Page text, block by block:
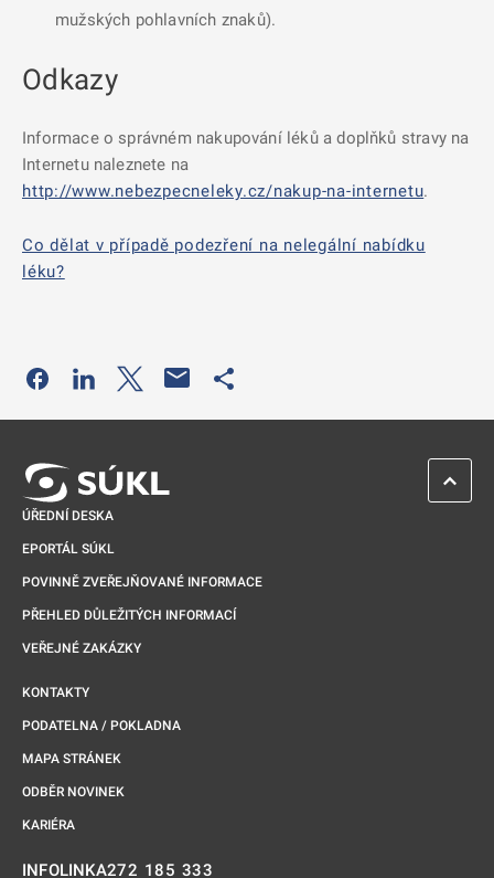
mužských pohlavních znaků).
Odkazy
Informace o správném nakupování léků a doplňků stravy na
Internetu naleznete na
http://www.nebezpecneleky.cz/nakup-na-internetu.
Co dělat v případě podezření na nelegální nabídku
léku?
Odkaz se otevře na nové kartě
Odkaz se otevře na nové kartě
Odkaz se otevře na nové kartě
ÚŘEDNÍ DESKA
EPORTÁL SÚKL
POVINNĚ ZVEŘEJŇOVANÉ INFORMACE
PŘEHLED DŮLEŽITÝCH INFORMACÍ
VEŘEJNÉ ZAKÁZKY
KONTAKTY
PODATELNA / POKLADNA
MAPA STRÁNEK
ODBĚR NOVINEK
KARIÉRA
INFOLINKA272 185 333
ZPĚT